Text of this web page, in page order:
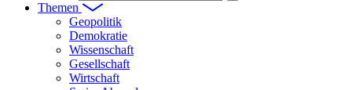
Themen
Geopolitik
Demokratie
Wissenschaft
Gesellschaft
Wirtschaft